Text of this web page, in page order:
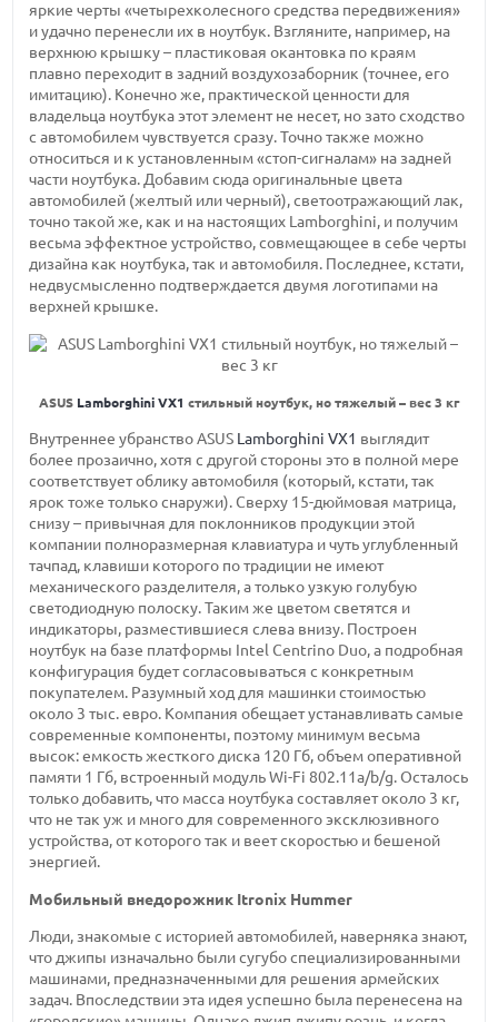
яркие черты «четырехколесного средства передвижения»
и удачно перенесли их в ноутбук. Взгляните, например, на
верхнюю крышку – пластиковая окантовка по краям
плавно переходит в задний воздухозаборник (точнее, его
имитацию). Конечно же, практической ценности для
владельца ноутбука этот элемент не несет, но зато сходство
с автомобилем чувствуется сразу. Точно также можно
относиться и к установленным«стоп-сигналам» на задней
части ноутбука. Добавим сюда оригинальные цвета
автомобилей (желтый или черный), светоотражающий лак,
точно такой же, как и на настоящих Lamborghini, и получим
весьма эффектное устройство, совмещающее в себе черты
дизайна как ноутбука, так и автомобиля. Последнее, кстати,
недвусмысленно подтверждается двумя логотипами на
верхней крышке.
ASUS Lamborghini VX1 стильный ноутбук, но тяжелый – вес 3 кг
Внутреннее убранство ASUS Lamborghini VX1 выглядит
более прозаично, хотя с другой стороны это в полной мере
соответствует облику автомобиля (который, кстати, так
ярок тоже только снаружи). Сверху 15-дюймовая матрица,
снизу – привычная для поклонников продукции этой
компании полноразмерная клавиатура и чуть углубленный
тачпад, клавиши которого по традиции не имеют
механического разделителя, а только узкую голубую
светодиодную полоску. Таким же цветом светятся и
индикаторы, разместившиеся слева внизу. Построен
ноутбук на базе платформы Intel Centrino Duo, а подробная
конфигурация будет согласовываться с конкретным
покупателем. Разумный ход для машинки стоимостью
около 3 тыс.евро. Компания обещает устанавливать самые
современные компоненты, поэтому минимум весьма
высок: емкость жесткогодиска 120 Гб,объем оперативной
памяти 1 Гб, встроенный модульWi-Fi 802.11a/b/g. Осталось
только добавить, что масса ноутбука составляетоколо 3 кг,
что не так уж и много для современного эксклюзивного
устройства, от которого так и веет скоростью и бешеной
энергией.
Мобильный внедорожник Itronix Hummer
Люди, знакомые с историей автомобилей, наверняка знают,
что джипы изначально были сугубо специализированными
машинами, предназначенными для решения армейских
задач. Впоследствии эта идея успешно была перенесена на